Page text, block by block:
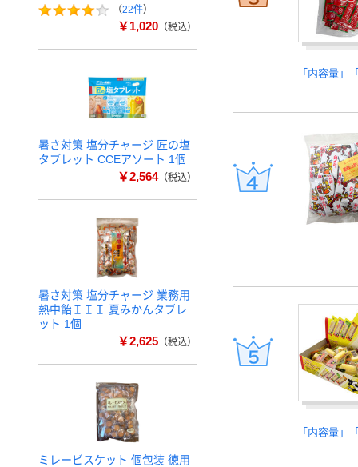
「内容量」
「内容量」
（22件）
￥1,020 （税込）
暑さ対策 塩分チャージ 匠の塩
タブレット CCEアソート 1個
￥2,564（税込）
暑さ対策 塩分チャージ 業務用
熱中飴ＩＩＩ 夏みかんタブレ
ット 1個
￥2,625 （税込）
ミレービスケット 個包装 徳用